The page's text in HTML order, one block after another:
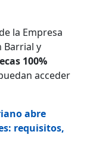
la Empresa
Barrial y
100%
acceder
abre
requisitos,